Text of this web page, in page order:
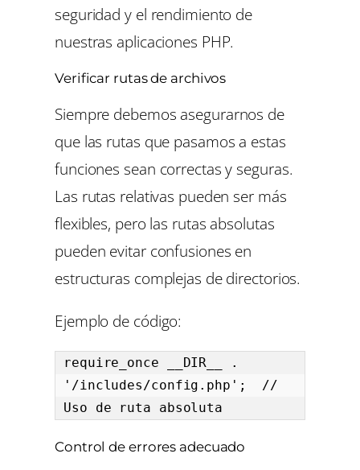
seguridad y el rendimiento de
nuestras aplicaciones PHP.
Verificar rutas de archivos
Siempre debemos asegurarnos de
que las rutas que pasamos a estas
funciones sean correctas y seguras.
Las rutas relativas pueden ser más
flexibles, pero las rutas absolutas
pueden evitar confusiones en
estructuras complejas de directorios.
Ejemplo de código:
require_once __DIR__ .
'/includes/config.php';  //
Uso de ruta absoluta
Control de errores adecuado